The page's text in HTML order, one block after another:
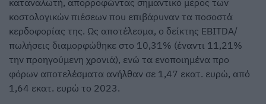
καταναλωτή, απορροφώντας σημαντικό μέρος των
κοστολογικών πιέσεων που επιβάρυναν τα ποσοστά
κερδοφορίας της. Ως αποτέλεσμα, ο δείκτης EBITDA/
πωλήσεις διαμορφώθηκε στο 10,31% (έναντι 11,21%
την προηγούμενη χρονιά), ενώ τα ενοποιημένα προ
φόρων αποτελέσματα ανήλθαν σε 1,47 εκατ. ευρώ, από
1,64 εκατ. ευρώ το 2023.